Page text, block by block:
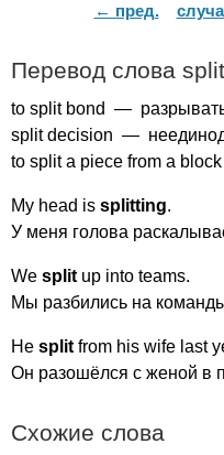
← пред.
Перевод слова split
to split bond —
split decision —
to split a piece from a block
My head is splitting.
У меня голова
We split up into teams.
Мы разбились на
He split from his wife last
Он разошёлся с женой в
Схожие слова